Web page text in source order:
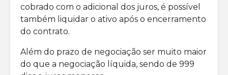
cobrado com o adicional dos juros, é possível
também liquidar o ativo após o encerramento
do contrato.
Além do prazo de negociação ser muito maior
do que a negociação líquida, sendo de 999